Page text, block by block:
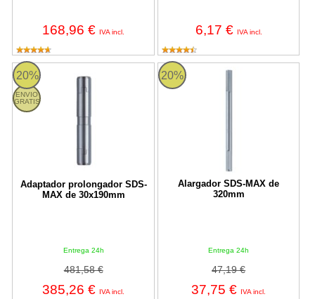
168,96 € IVA incl. 6,17 € IVA incl.
20%
ENVIO
GRATIS
Adaptador prolongador SDS-
MAX de 30x190mm
Entrega 24h
481,58 €
385,26 € IVA incl.
Adaptador prolongador SDS-MAX de 30x190mm
20%
Alargador SDS-MAX de
320mm
Entrega 24h
47,19 €
37,75 € IVA incl.
Alargador SDS-MAX de 320mm